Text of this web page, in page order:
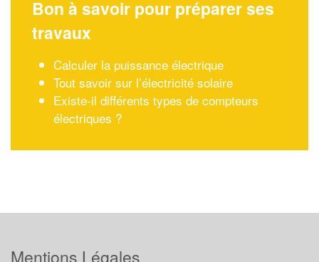
Bon à savoir pour préparer ses
travaux
Calculer la puissance électrique
Tout savoir sur l’électricité solaire
Existe-il différents types de compteurs
électriques ?
Mentions Légales